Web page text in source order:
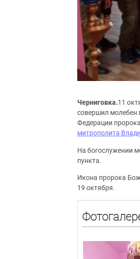
Черниговка.11
совершил молебен
Федерации
митрополита
На богослужении
пункта.
Икона пророка
19 октября.